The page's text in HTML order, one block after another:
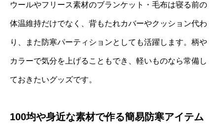
ウールやフリース素材のブランケット・毛布は寝る前の
体温維持だけでなく、背もたれカバーやクッション代わ
り、また防寒パーティションとしても活躍します。柄や
カラーで気分を上げることもでき、軽いものなら常備し
ておきたいグッズです。
100均や身近な素材で作る簡易防寒アイテム